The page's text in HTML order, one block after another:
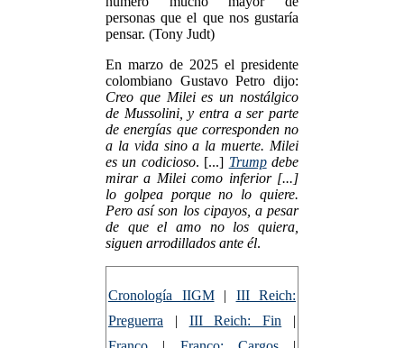
personas que el que nos gustaría
pensar. (Tony Judt)
En marzo de 2025 el presidente
colombiano Gustavo Petro dijo:
Creo que Milei es un nostálgico
de Mussolini, y entra a ser parte
de energías que corresponden no
a la vida sino a la muerte. Milei
es un codicioso. [...] Trumpdebe
mirar a Milei como inferior [...]
lo golpea porque no lo quiere.
Pero así son los cipayos, a pesar
de que el amo no los quiera,
siguen arrodillados ante él.
Cronología IIGM| III Reich:
Preguerra | III Reich: Fin |